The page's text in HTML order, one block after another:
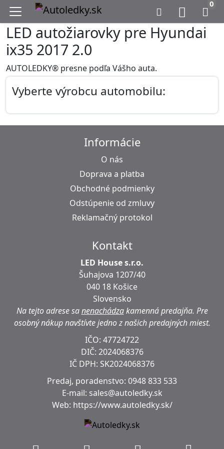
0
LED autožiarovky pre Hyundai
ix35 2017 2.0
AUTOLEDKY® presne podľa Vášho auta.
Vyberte výrobcu automobilu:
Informácie
O nás
Doprava a platba
Obchodné podmienky
Odstúpenie od zmluvy
Reklamačný protokol
Kontakt
LED House s.r.o.
Šuhajova 1207/40
040 18 Košice
Slovensko
Na tejto adrese sanenachádzakamenná predajňa. Pre
osobný nákup navštívte jedno z našich predajných miest.
IČO: 47724722
DIČ: 2024068376
IČ DPH: SK2024068376
Predaj, poradenstvo: 0948 833 533
E-mail: sales@autoledky.sk
Web: https://www.autoledky.sk/